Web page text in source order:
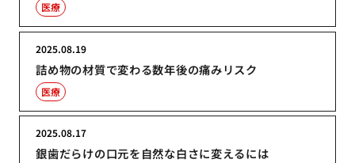
医療
詰め物の材質で変わる数年後の痛みリスク
2025.08.19
医療
銀歯だらけの口元を自然な白さに変えるには
2025.08.17